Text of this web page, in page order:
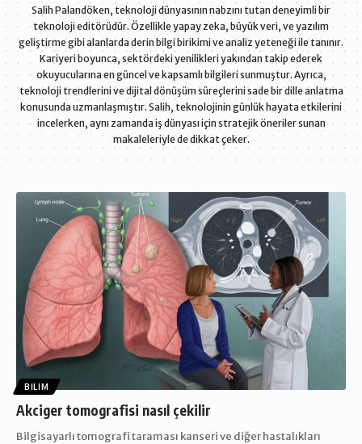
Salih Palandöken, teknoloji dünyasının nabzını tutan deneyimli bir
teknoloji editörüdür. Özellikle yapay zeka, büyük veri, ve yazılım
geliştirme gibi alanlarda derin bilgi birikimi ve analiz yeteneği ile tanınır.
Kariyeri boyunca, sektördeki yenilikleri yakından takip ederek
okuyucularına en güncel ve kapsamlı bilgileri sunmuştur. Ayrıca,
teknoloji trendlerini ve dijital dönüşüm süreçlerini sade bir dille anlatma
konusunda uzmanlaşmıştır. Salih, teknolojinin günlük hayata etkilerini
incelerken, aynı zamanda iş dünyası için stratejik öneriler sunan
makaleleriyle de dikkat çeker.
BILIM
Akciger tomografisi nasıl çekilir
Bilgisayarlı tomografi taraması kanseri ve diğer hastalıkları